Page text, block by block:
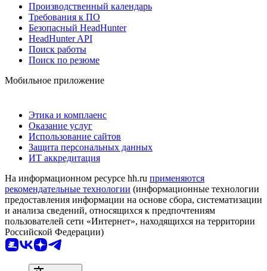
Производственный календарь
Требования к ПО
Безопасный HeadHunter
HeadHunter API
Поиск работы
Поиск по резюме
Мобильное приложение
Этика и комплаенс
Оказание услуг
Использование сайтов
Защита персональных данных
ИТ аккредитация
На информационном ресурсе hh.ru применяются
рекомендательные технологии (информационные технологии
предоставления информации на основе сбора, систематизации
и анализа сведений, относящихся к предпочтениям
пользователей сети «Интернет», находящихся на территории
Российской Федерации)